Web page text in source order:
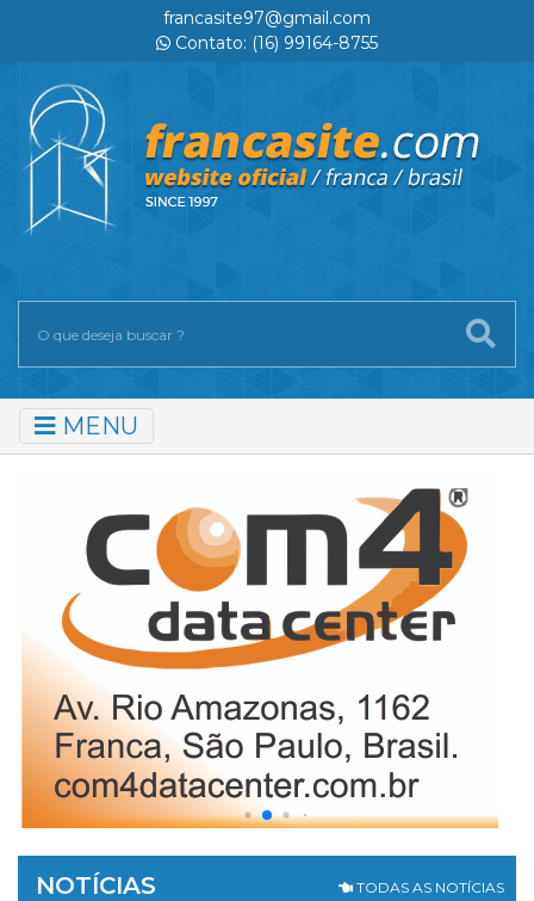
francasite97@gmail.com
Contato: (16) 99164-8755
MENU
NOTÍCIAS TODAS AS NOTÍCIAS